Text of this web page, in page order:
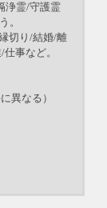
浄霊/守護霊
。
切り/結婚/離
事など。
異なる）